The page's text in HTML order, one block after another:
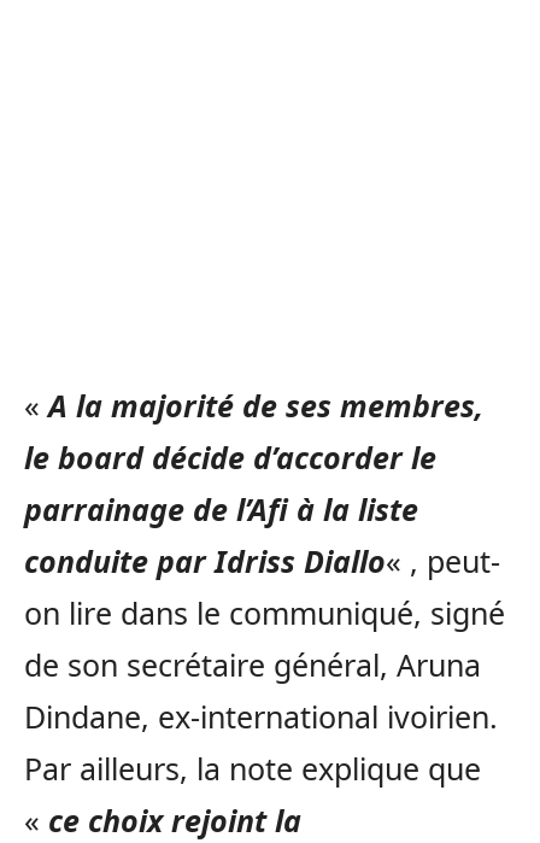
«A la majorité de ses membres,
le board décide d’accorder le
parrainage de l’Afi à la liste
conduite par Idriss Diallo« , peut-
on lire dans le communiqué, signé
de son secrétaire général, Aruna
Dindane, ex-international ivoirien.
Par ailleurs, la note explique que
« ce choix rejoint la